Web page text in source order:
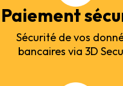
Paiement
Sécurité de vos
bancaires via 3D